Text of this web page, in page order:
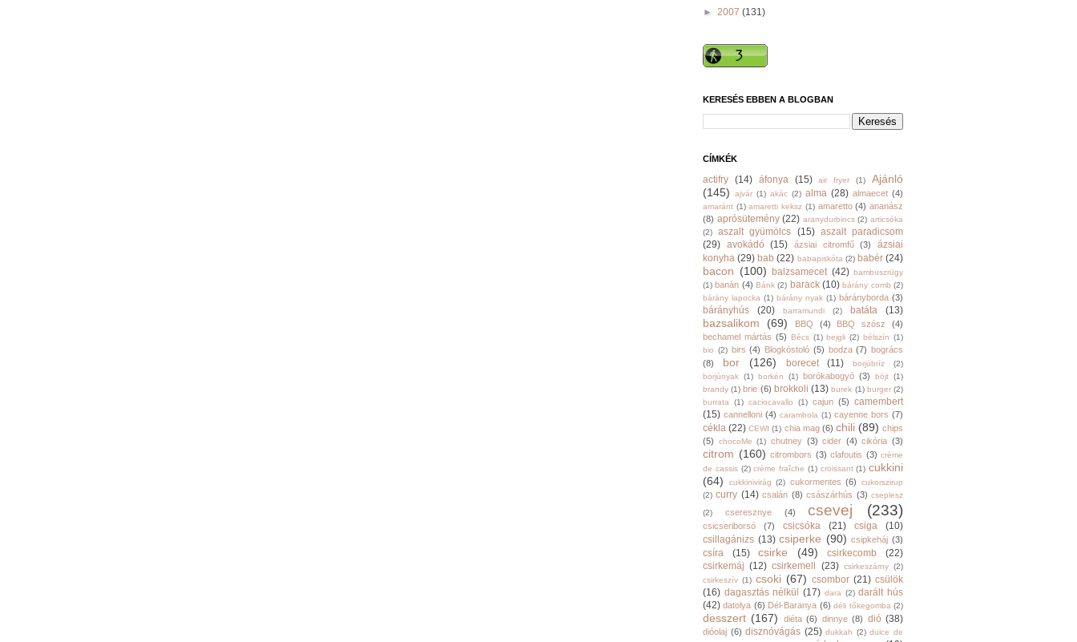
► 2007 (131)
KERESÉS EBBEN A BLOGBAN
CÍMKÉK
actifry (14) áfonya (15) air fryer (1)
Ajánló
(145)
ajvár (1) akác (2) alma (28) almaecet (4)
amaránt (1) amaretti keksz (1) amaretto (4) ananász
(8) aprósütemény (22) aranydurbincs (2) articsóka
(2)
aszalt gyümölcs (15) aszalt paradicsom
(29) avokádó (15) ázsiai citromfű (3)
ázsiai
konyha (29) bab (22) babapiskóta (2) babér (24)
bacon (100) balzsamecet (42) bambuszrügy
(1) banán (4) Bánk (2) barack (10) bárány comb (2)
bárány lapocka (1) bárány nyak (1) bárányborda (3)
bárányhús (20) barramundi (2) batáta (13)
bazsalikom (69) BBQ (4) BBQ szósz
(4)
bechamel mártás (5) Bécs (1) bejgli (2) bélszín (1)
bio (2) birs (4) Blogkóstoló (5) bodza (7) bogrács
(8)
bor (126) borecet (11) borjúbríz
(2)
borjúnyak (1) borkén (1) borókabogyó (3) böjt (1)
brandy (1) brie (6) brokkoli (13) burek (1) burger (2)
burrata
(1) caciocavallo (1) cajun (5) camembert
(15) cannelloni (4) carambola (1) cayenne bors (7)
cékla (22) CEWI (1) chia mag (6) chili (89) chips
(5)
chocoMe (1) chutney (3) cider (4) cikória (3)
citrom (160) citrombors (3) clafoutis (3) crème
de cassis (2) crème fraîche (1) croissant (1) cukkini
(64)
cukkinivirág (2) cukormentes (6)
cukorszirup
(2) curry (14) csalán (8) császárhús (3) cseplesz
(2)
cseresznye (4) csevej (233)
csicseriborsó (7) csicsóka (21) csiga
(10)
csillagánizs (13) csiperke (90) csipkeháj (3)
csíra (15) csirke (49) csirkecomb
(22)
csirkemáj (12) csirkemell (23) csirkeszárny (2)
csirkeszív (1) csoki (67) csombor (21) csülök
(16) dagasztás nélkül (17) dara (2) darált hús
(42) datolya (6) Dél-Baranya (6) déli tőkegomba (2)
desszert (167) diéta (6) dinnye (8) dió (38)
dióolaj (6) disznóvágás (25) dukkah (2) dulce de